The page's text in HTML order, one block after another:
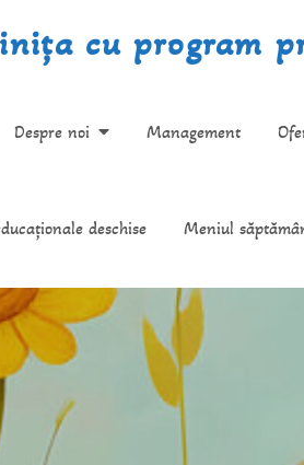
cu program
Despre noi Management
deschise Meniul